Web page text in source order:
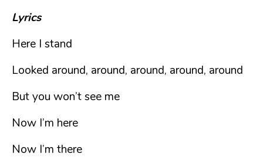
Lyrics
Here I stand
Looked around, around, around, around, around
But you won’t see me
Now I’m here
Now I’m there